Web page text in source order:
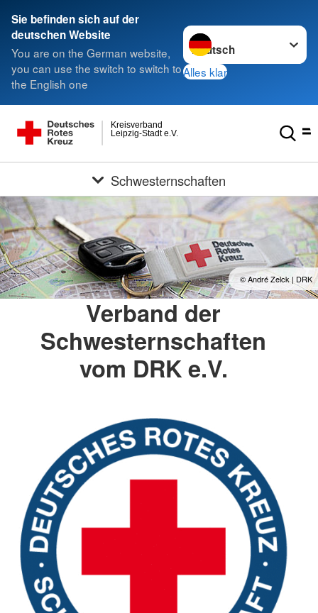
Sie befinden sich auf der
deutschen Website
You are on the German website,
you can use the switch to switch to
the English one
Sprache wechseln zu
Alles klar
Leipzig-Stadt e.V.
Kreisverband
Schwesternschaften
© André Zelck | DRK
Verband der
Schwesternschaften
vom DRK e.V.